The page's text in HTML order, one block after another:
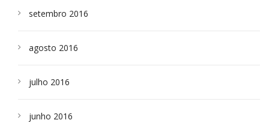
setembro 2016
agosto 2016
julho 2016
junho 2016